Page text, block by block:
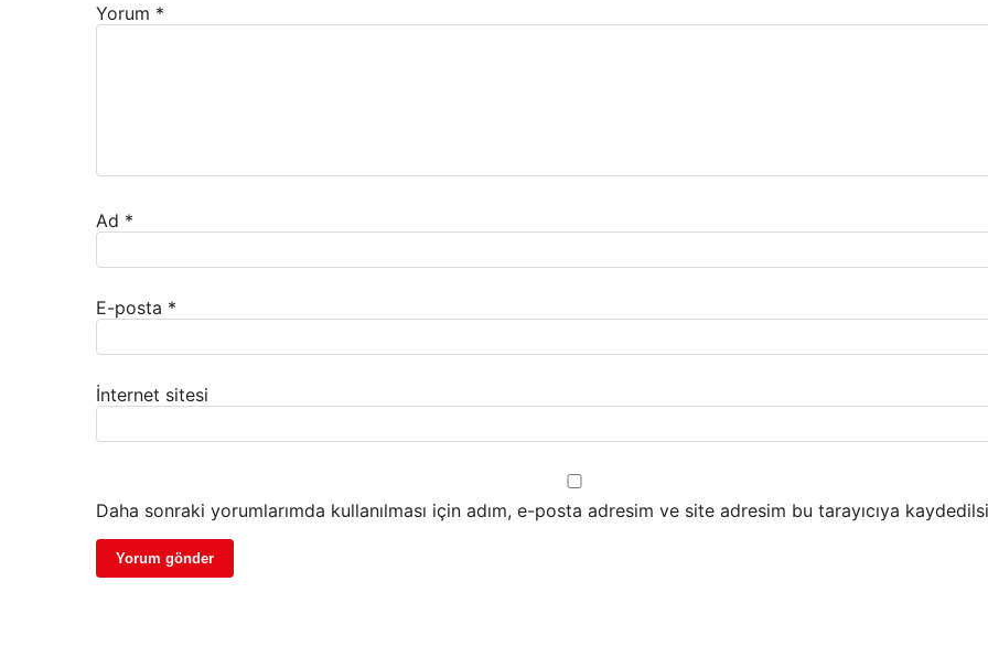
Yorum *
Ad *
E-posta *
İnternet sitesi
Daha sonraki yorumlarımda kullanılması için adım, e-posta adresim ve site adresim bu tarayıcıya